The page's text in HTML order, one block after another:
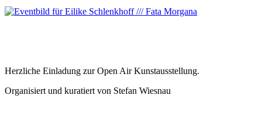
Herzliche Einladung zur Open Air Kunstausstellung.
Organisiert und kuratiert von Stefan Wiesnau